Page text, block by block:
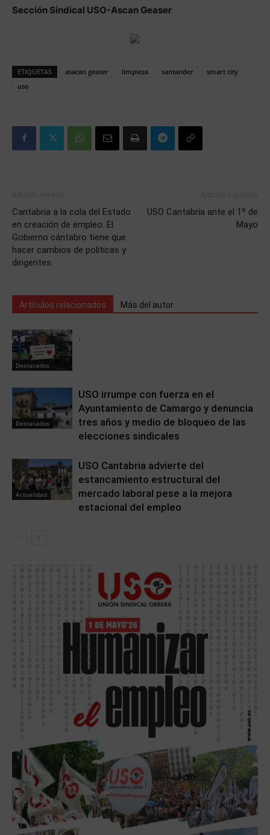
Sección Sindical USO-Ascan Geaser
ETIQUETAS asacan geaser limpieza santander
smart city
uso
Cantabria a la cola del Estado
en creación de empleo. El
Gobierno cántabro tiene que
hacer cambios de políticas y
dirigentes.
USO Cantabria ante el 1º de
Mayo
Artículos relacionados Más del autor
Destacados
.
Destacados
USO irrumpe con fuerza en el
Ayuntamiento de Camargo y denuncia
tres años y medio de bloqueo de las
elecciones sindicales
Actualidad
USO Cantabria advierte del
estancamiento estructural del
mercado laboral pese a la mejora
estacional del empleo